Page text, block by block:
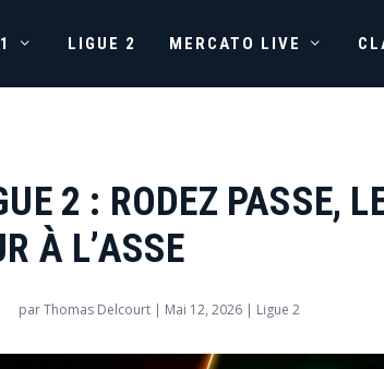
LIGUE 2 MERCATO LIVE
2 : RODEZ PASSE,
À L’ASSE
parThomas Delcourt | Mai 12, 2026 | Ligue 2